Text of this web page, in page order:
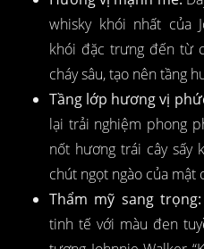
whisky khói nhất của
khói đặc trưng đến từ
cháy sâu, tạo nên tầng
Tầng lớp hương vị
lại trải nghiệm phong
nốt hương trái cây sấy
chút ngọt ngào của mật
Thẩm mỹ sang trọng:
tinh tế với màu đen